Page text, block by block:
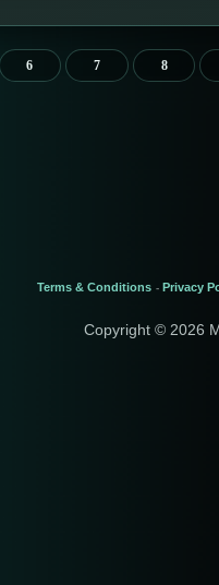
6 7 8
Terms & Conditions - Privacy
Copyright © 2026